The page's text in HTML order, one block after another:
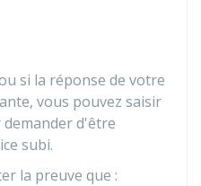
si la réponse de votre
vous pouvez saisir
d'être
subi.
la preuve que :